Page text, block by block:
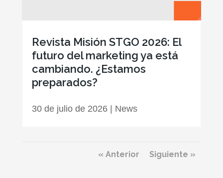
Revista Misión STGO 2026: El
futuro del marketing ya está
cambiando. ¿Estamos
preparados?
30 de julio de 2026| News
« Anterior Siguiente »